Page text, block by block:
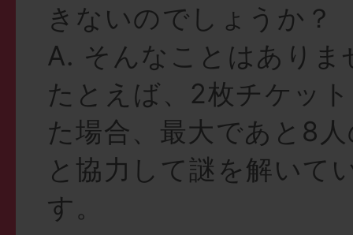
きないのでしょうか？
A. そんなことはありま
たとえば、2枚チケッ
た場合、最大であと8
と協力して謎を解いて
す。